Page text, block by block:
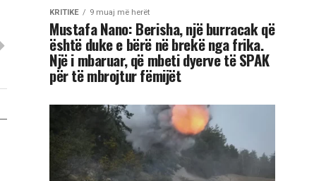
KRITIKE 9 muaj më herët
Mustafa Nano: Berisha, një burracak që
është duke e bërë në brekë nga frika.
Një i mbaruar, që mbeti dyerve të SPAK
për të mbrojtur fëmijët